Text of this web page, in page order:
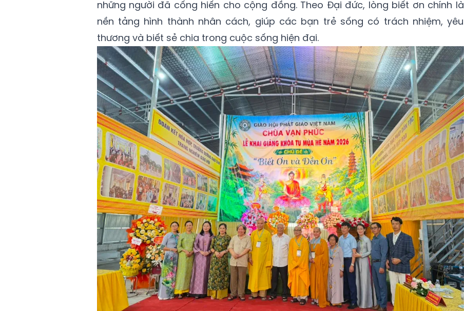
những người đã cống hiến cho cộng đồng. Theo Đại đức, lòng biết ơn chính là
nền tảng hình thành nhân cách, giúp các bạn trẻ sống có trách nhiệm, yêu
thương và biết sẻ chia trong cuộc sống hiện đại.